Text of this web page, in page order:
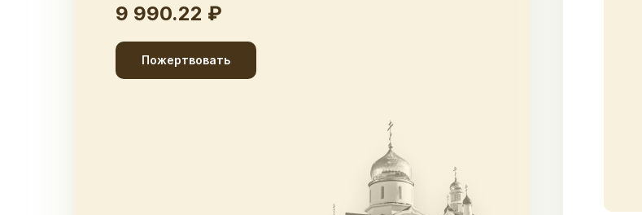
9 990.22 ₽
Пожертвовать